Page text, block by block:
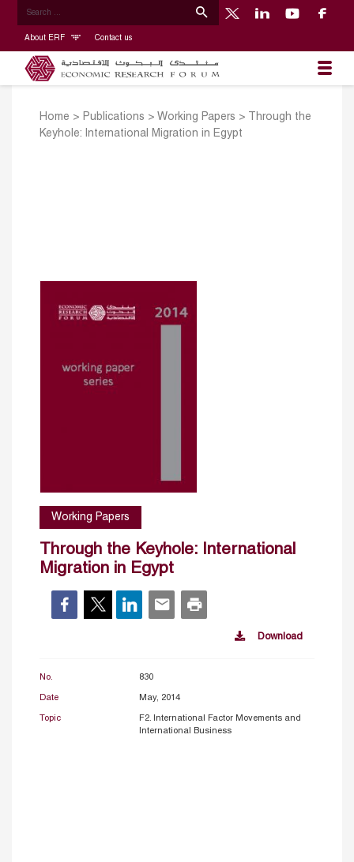
About ERF Contact us
Home > Publications > Working Papers >
Through the
Keyhole: International Migration in Egypt
Working Papers
Through the Keyhole: International
Migration in Egypt
Download
No. 830
Date May, 2014
Topic
F2. International Factor Movements and
International Business